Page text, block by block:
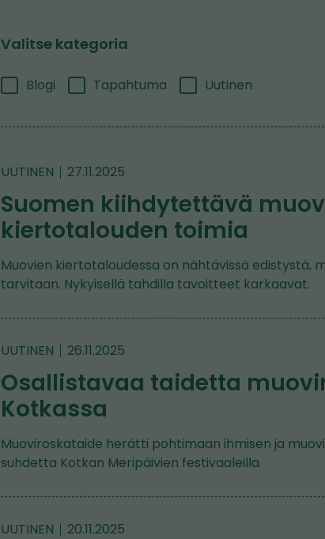
Valitse kategoria
Blogi Tapahtuma Uutinen
UUTINEN 27.11.2025
Suomen kiihdytettävä
kiertotalouden toimia
Muovien kiertotaloudessa on nähtävissä edistystä,
tarvitaan. Nykyisellä tahdilla tavoitteet karkaavat.
UUTINEN 26.11.2025
Osallistavaa taidetta
Kotkassa
Muoviroskataide herätti pohtimaan ihmisen ja
suhdetta Kotkan Meripäivien festivaaleilla.
UUTINEN 20.11.2025